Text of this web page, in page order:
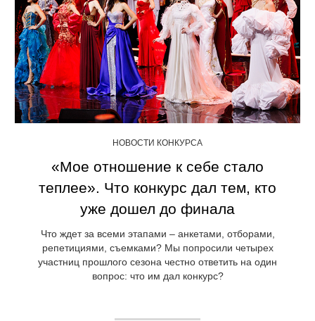
НОВОСТИ КОНКУРСА
«Мое отношение к себе стало
теплее». Что конкурс дал тем, кто
уже дошел до финала
Что ждет за всеми этапами – анкетами, отборами,
репетициями, съемками? Мы попросили четырех
участниц прошлого сезона честно ответить на один
вопрос: что им дал конкурс?